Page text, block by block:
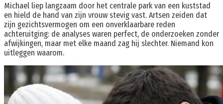
Michael liep langzaam door het centrale park van een kuststad
en hield de hand van zijn vrouw stevig vast. Artsen zeiden dat
zijn gezichtsvermogen om een onverklaarbare reden
achteruitging: de analyses waren perfect, de onderzoeken zonder
afwijkingen, maar met elke maand zag hij slechter. Niemand kon
uitleggen waarom.